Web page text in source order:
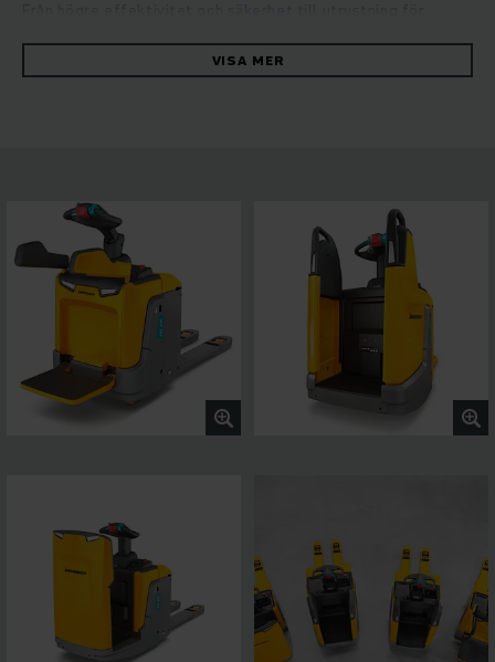
olika plattformsvarianter och ergonomiska lösningar för dina
individuella behov. ERE uppnår hög hastighet och
VISA MER